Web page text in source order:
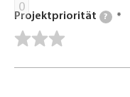
0
Projektpriorität ?